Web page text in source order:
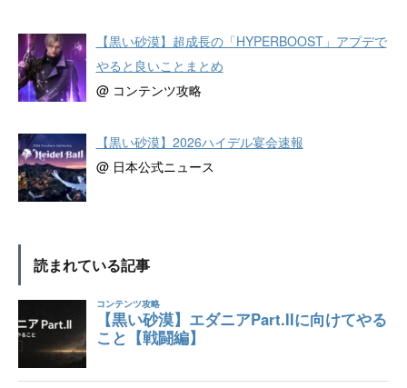
【黒い砂漠】超成長の「HYPERBOOST」アプデで
やると良いことまとめ
@ コンテンツ攻略
【黒い砂漠】2026ハイデル宴会速報
@ 日本公式ニュース
読まれている記事